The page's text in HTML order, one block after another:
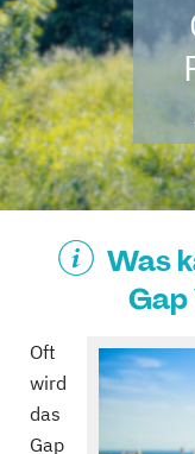
Was
Gap
Oft
wird
das
Gap